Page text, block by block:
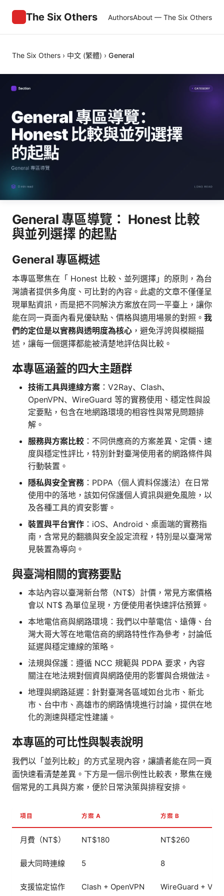
The Six Others AuthorsAbout — The Six Others
The Six Others › 中文 (繁體) › General
General 專區導覽： Honest 比較
與並列選擇 的起點
General 專區概述
本專區聚焦在「 Honest 比較、並列選擇」的原則，為台
灣讀者提供多角度、可比對的內容。此處的文章不僅僅呈
現單點資訊，而是把不同解決方案放在同一平臺上，讓你
能在同一頁面內看見優缺點、價格與適用場景的對照。 我
們的定位是以實務與透明度為核心 ，避免浮誇與模糊描
述，讓每一個選擇都能被清楚地評估與比較。
本專區涵蓋的四大主題群
技術工具與連線方案 ：V2Ray、Clash、
OpenVPN、WireGuard 等的實務使用、穩定性與設
定要點，包含在地網路環境的相容性與常見問題排
解。
服務與方案比較 ：不同供應商的方案差異、定價、速
度與穩定性評比，特別針對臺灣使用者的網路條件與
行動裝置。
隱私與安全實務 ：PDPA（個人資料保護法）在日常
使用中的落地，該如何保護個人資訊與避免風險，以
及各種工具的資安影響。
裝置與平台實作 ：iOS、Android、桌面端的實務指
南，含常見的翻牆與安全設定流程，特別是以臺灣常
見裝置為導向。
與臺灣相關的實務要點
本站內容以臺灣新台幣（NT$）計價，常見方案價格
會以 NT$ 為單位呈現，方便使用者快速評估預算。
本地電信商與網路環境：我們以中華電信、遠傳、台
灣大哥大等在地電信商的網路特性作為參考，討論低
延遲與穩定連線的策略。
法規與保護：遵循 NCC 規範與 PDPA 要求，內容
關注在地法規對個資與網路使用的影響與合規做法。
地理與網路延遲：針對臺灣各區域如台北市、新北
市、台中市、高雄市的網路情境進行討論，提供在地
化的測速與穩定性建議。
本專區的可比性與製表說明
我們以「並列比較」的方式呈現內容，讓讀者能在同一頁
面快速看清楚差異。下方是一個示例性比較表，聚焦在幾
個常見的工具與方案，便於日常決策與排程安排。
項目 方案 A 方案 B
月費（NT$） NT$180 NT$260
最大同時連線 5 8
支援協定協作 Clash + OpenVPN WireGuard +